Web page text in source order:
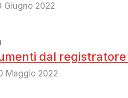
Giugno 2022
dal
Maggio 2022